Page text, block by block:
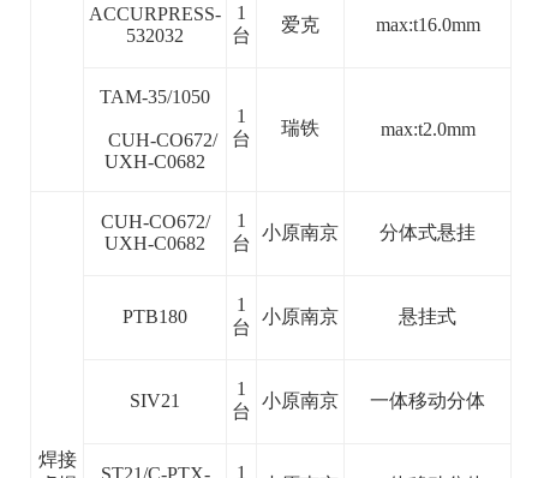
ACCURPRESS-
532032
1
台
爱克 max:t16.0mm
TAM-35/1050
CUH-CO672/
UXH-C0682
1
台
瑞铁 max:t2.0mm
焊接
CUH-CO672/
UXH-C0682
1
台
小原南京 分体式悬挂
PTB180
1
台
小原南京 悬挂式
SIV21
1
台
小原南京 一体移动分体
ST21/C-PTX-
1